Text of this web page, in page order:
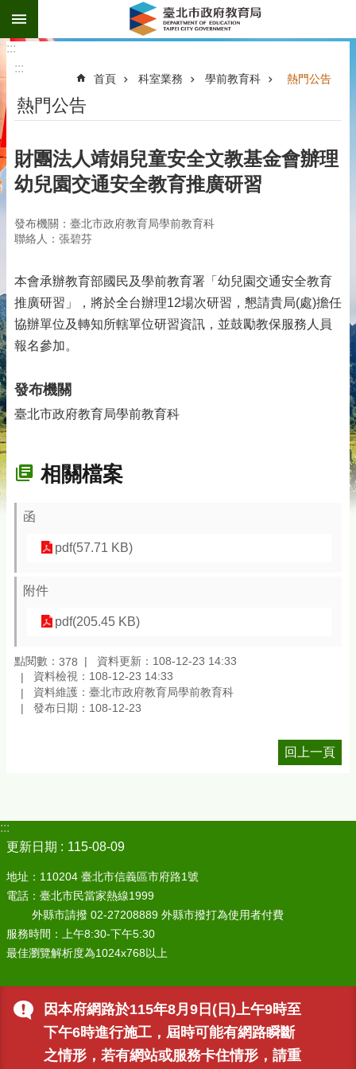
跳到主要內容區塊
因本府網路於115年8月9日(日)上午9時至
下午6時進行施工，屆時可能有網路瞬斷
之情形，若有網站或服務卡住情形，請重
:::
:::
首頁 科室業務 學前教育科 熱門公告
熱門公告
財團法人靖娟兒童安全文教基金會辦理
幼兒園交通安全教育推廣研習
發布機關：臺北市政府教育局學前教育科
聯絡人：張碧芬
本會承辦教育部國民及學前教育署「幼兒園交通安全教育
推廣研習」，將於全台辦理12場次研習，懇請貴局(處)擔任
協辦單位及轉知所轄單位研習資訊，並鼓勵教保服務人員
報名參加。
發布機關
臺北市政府教育局學前教育科
相關檔案
函
pdf(57.71 KB)
附件
pdf(205.45 KB)
點閱數： 378
資料更新：108-12-23 14:33
資料檢視：108-12-23 14:33
資料維護：臺北市政府教育局學前教育科
發布日期：108-12-23
回上一頁
:::
更新日期
115-08-09
地址：110204 臺北市信義區市府路1號
電話：臺北市民當家熱線1999
外縣市請撥 02-27208889 外縣市撥打為使用者付費
服務時間：上午8:30-下午5:30
最佳瀏覽解析度為1024x768以上